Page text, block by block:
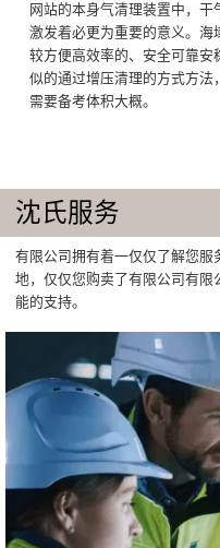
网站的本身气清理装置中，
激发着必更为重要的意义。海
较方便高效率的、安全可靠安
似的通过增压清理的方式方
需要备考体积大概。
沈氏服务
有限公司拥有着一仅仅了解您
地，仅仅您购卖了有限公司有
能的支持。